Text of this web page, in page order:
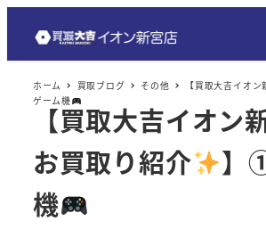
ホーム 買取ブログ その他 【買取大吉イオ
ゲーム機
【買取大吉イオン
お買取り紹介
】
機